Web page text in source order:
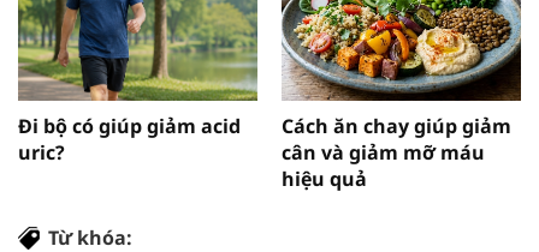
Đi bộ có giúp giảm acid
uric?
Cách ăn chay giúp giảm
cân và giảm mỡ máu
hiệu quả
Từ khóa: